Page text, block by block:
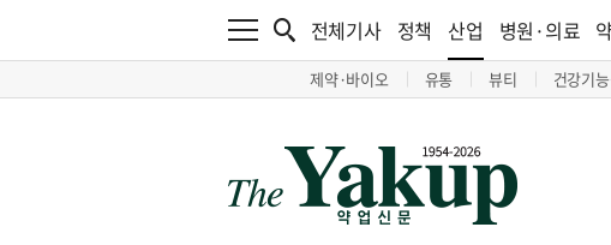
전체기사 정책 산업
제약·바이오 유통 뷰티 건강기
병원·의료